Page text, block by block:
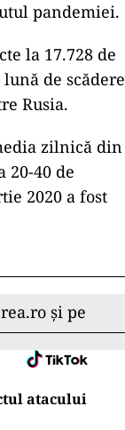
pandemiei.
la 17.728 de
de scădere
Rusia.
zilnică din
20-40 de
2020 a fost
și pe
atacului